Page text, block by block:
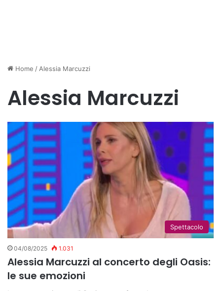
Home / Alessia Marcuzzi
Alessia Marcuzzi
Spettacolo
04/08/2025 1.031
Alessia Marcuzzi al concerto degli Oasis:
le sue emozioni